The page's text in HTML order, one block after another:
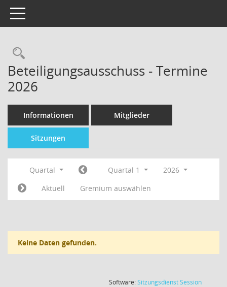
Toggle navigation
Beteiligungsausschuss - Termine
2026
Informationen Mitglieder
Sitzungen
Quartal Quartal 1
2026
Aktuell
Gremium auswählen
Keine Daten gefunden.
Software:SitzungsdienstSession(Wird in